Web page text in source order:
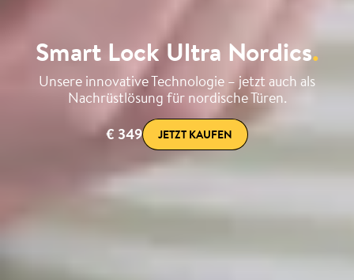
Smart Lock Ultra Nordics.
Unsere innovative Technologie – jetzt auch als
Nachrüstlösung für nordische Türen.
€ 349
JETZT KAUFEN